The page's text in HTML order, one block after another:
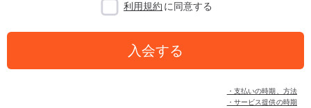
利用規約 に同意する
入会する
・支払いの時期、方法
・サービス提供の時期